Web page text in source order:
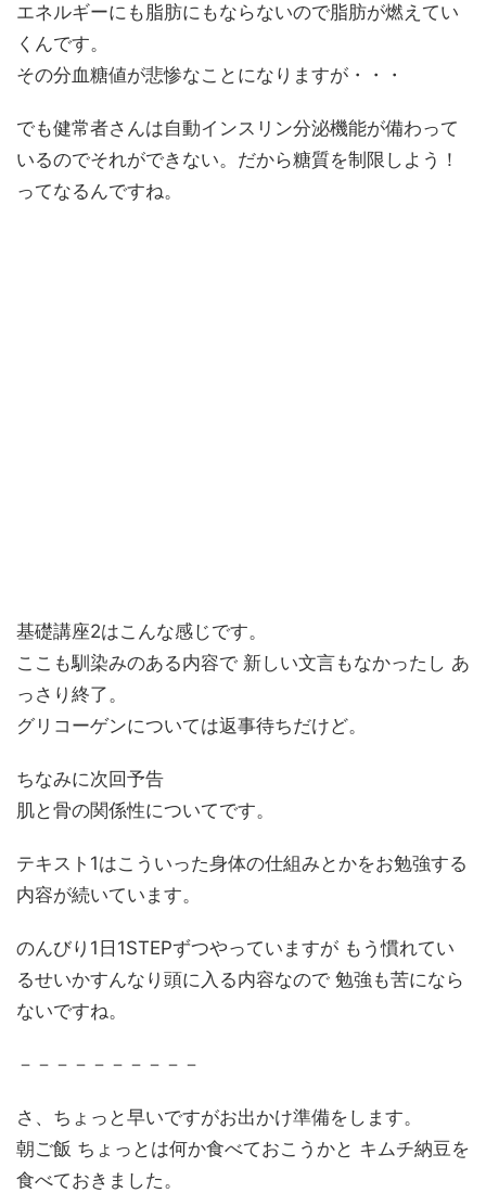
エネルギーにも脂肪にもならないので脂肪が燃えてい
くんです。
その分血糖値が悲惨なことになりますが・・・
でも健常者さんは自動インスリン分泌機能が備わって
いるのでそれができない。だから糖質を制限しよう！
ってなるんですね。
基礎講座2はこんな感じです。
ここも馴染みのある内容で 新しい文言もなかったし あ
っさり終了。
グリコーゲンについては返事待ちだけど。
ちなみに次回予告
肌と骨の関係性についてです。
テキスト1はこういった身体の仕組みとかをお勉強する
内容が続いています。
のんびり1日1STEPずつやっていますが もう慣れてい
るせいかすんなり頭に入る内容なので 勉強も苦になら
ないですね。
－－－－－－－－－－
さ、ちょっと早いですがお出かけ準備をします。
朝ご飯 ちょっとは何か食べておこうかと キムチ納豆を
食べておきました。